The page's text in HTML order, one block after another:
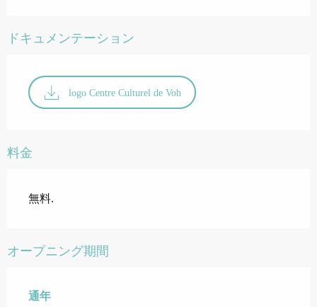
ドキュメンテーション
logo Centre Culturel de Voh
料金
無料.
オープニング期間
通年
通年